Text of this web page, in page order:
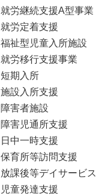
就労継続支援A型事業
就労定着支援
福祉型児童入所施設
就労移行支援事業
短期入所
施設入所支援
障害者施設
障害児通所支援
日中一時支援
保育所等訪問支援
放課後等デイサービス
児童発達支援